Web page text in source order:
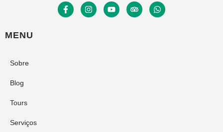
MENU
Sobre
Blog
Tours
Serviços